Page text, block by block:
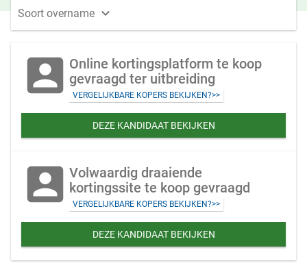
Soort overname 
account_box Online kortingsplatform te koop
gevraagd ter uitbreiding
VERGELIJKBARE KOPERS BEKIJKEN?>>
DEZE KANDIDAAT BEKIJKEN
account_box Volwaardig draaiende
kortingssite te koop gevraagd
VERGELIJKBARE KOPERS BEKIJKEN?>>
DEZE KANDIDAAT BEKIJKEN